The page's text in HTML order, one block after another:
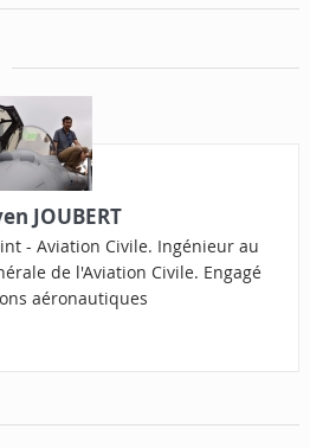
JOUBERT
- Aviation Civile. Ingénieur au
de l'Aviation Civile. Engagé
aéronautiques